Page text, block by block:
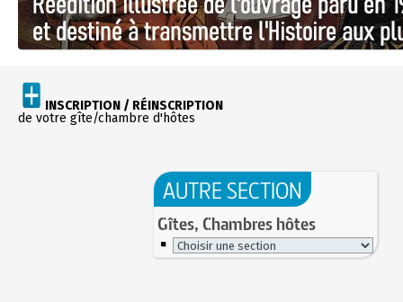
INSCRIPTION / RÉINSCRIPTION
de votre gîte/chambre d'hôtes
AUTRE SECTION
Gîtes, Chambres hôtes